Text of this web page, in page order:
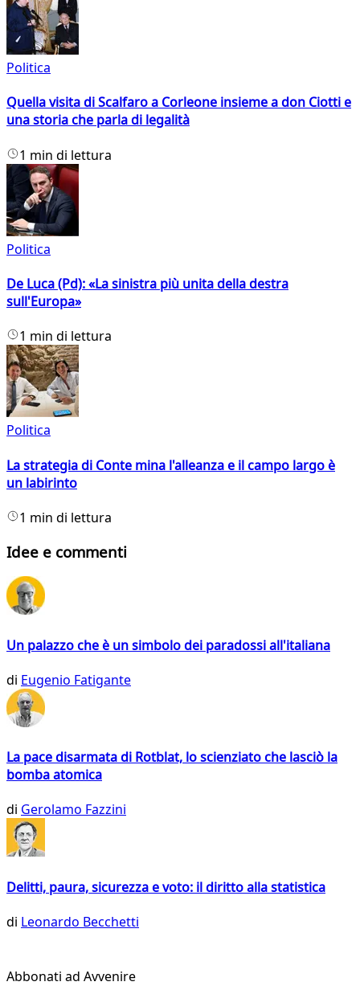
Politica
Quella visita di Scalfaro a Corleone insieme a don Ciotti e
una storia che parla di legalità
1 min di lettura
Politica
De Luca (Pd): «La sinistra più unita della destra
sull'Europa»
1 min di lettura
Politica
La strategia di Conte mina l'alleanza e il campo largo è
un labirinto
1 min di lettura
Idee e commenti
Un palazzo che è un simbolo dei paradossi all'italiana
di Eugenio Fatigante
La pace disarmata di Rotblat, lo scienziato che lasciò la
bomba atomica
di Gerolamo Fazzini
Delitti, paura, sicurezza e voto: il diritto alla statistica
di Leonardo Becchetti
Abbonati ad Avvenire